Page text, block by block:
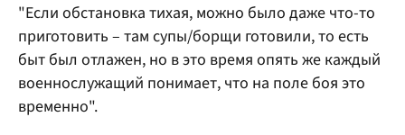
"Если обстановка тихая, можно было даже что-то
приготовить – там супы/борщи готовили, то есть
быт был отлажен, но в это время опять же каждый
военнослужащий понимает, что на поле боя это
временно".